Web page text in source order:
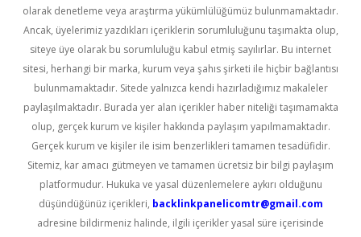
olarak denetleme veya araştırma yükümlülüğümüz bulunmamaktadır.
Ancak, üyelerimiz yazdıkları içeriklerin sorumluluğunu taşımakta olup,
siteye üye olarak bu sorumluluğu kabul etmiş sayılırlar. Bu internet
sitesi, herhangi bir marka, kurum veya şahıs şirketi ile hiçbir bağlantısı
bulunmamaktadır. Sitede yalnızca kendi hazırladığımız makaleler
paylaşılmaktadır. Burada yer alan içerikler haber niteliği taşımamakta
olup, gerçek kurum ve kişiler hakkında paylaşım yapılmamaktadır.
Gerçek kurum ve kişiler ile isim benzerlikleri tamamen tesadüfidir.
Sitemiz, kar amacı gütmeyen ve tamamen ücretsiz bir bilgi paylaşım
platformudur. Hukuka ve yasal düzenlemelere aykırı olduğunu
düşündüğünüz içerikleri, backlinkpanelicomtr@gmail.com
adresine bildirmeniz halinde, ilgili içerikler yasal süre içerisinde